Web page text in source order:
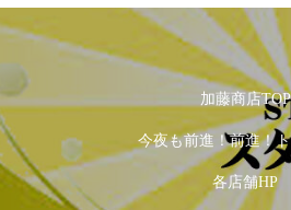
加藤商店TOP
今夜も前進！前進！
各店舗HP